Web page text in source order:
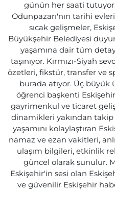
günün her saati tutuyor.
Odunpazarı'nın tarihi
sıcak gelişmeler,
Büyükşehir Belediyesi
yaşamına dair tüm
taşınıyor. Kırmızı-Siyah
özetleri, fikstür, transfer ve
burada atıyor. Üç büyük
öğrenci başkenti
gayrimenkul ve ticaret
dinamikleri yakından
yaşamını kolaylaştıran
namaz ve ezan vakitleri,
ulaşım bilgileri, etkinlik
güncel olarak sunulur.
Eskişehir'in sesi olan
ve güvenilir Eskişehir